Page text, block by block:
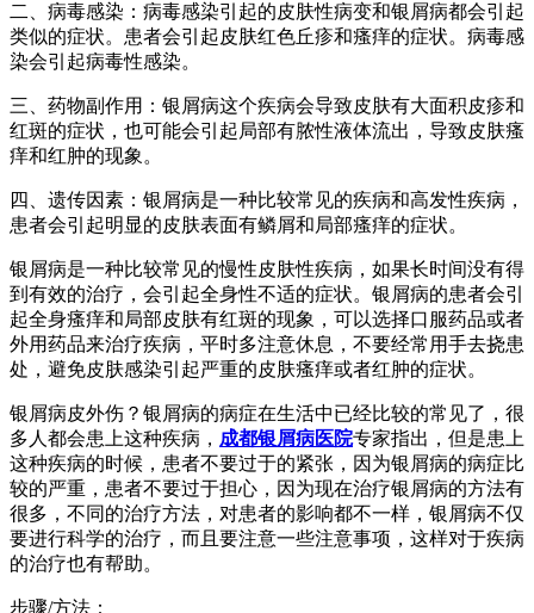
二、病毒感染：病毒感染引起的皮肤性病变和银屑病都会引起
类似的症状。患者会引起皮肤红色丘疹和瘙痒的症状。病毒感
染会引起病毒性感染。
三、药物副作用：银屑病这个疾病会导致皮肤有大面积皮疹和
红斑的症状，也可能会引起局部有脓性液体流出，导致皮肤瘙
痒和红肿的现象。
四、遗传因素：银屑病是一种比较常见的疾病和高发性疾病，
患者会引起明显的皮肤表面有鳞屑和局部瘙痒的症状。
银屑病是一种比较常见的慢性皮肤性疾病，如果长时间没有得
到有效的治疗，会引起全身性不适的症状。银屑病的患者会引
起全身瘙痒和局部皮肤有红斑的现象，可以选择口服药品或者
外用药品来治疗疾病，平时多注意休息，不要经常用手去挠患
处，避免皮肤感染引起严重的皮肤瘙痒或者红肿的症状。
银屑病皮外伤？银屑病的病症在生活中已经比较的常见了，很
多人都会患上这种疾病， 成都银屑病医院专家指出，但是患上
这种疾病的时候，患者不要过于的紧张，因为银屑病的病症比
较的严重，患者不要过于担心，因为现在治疗银屑病的方法有
很多，不同的治疗方法，对患者的影响都不一样，银屑病不仅
要进行科学的治疗，而且要注意一些注意事项，这样对于疾病
的治疗也有帮助。
步骤/方法：